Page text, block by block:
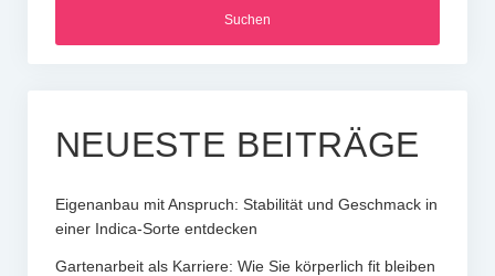
NEUESTE BEITRÄGE
Eigenanbau mit Anspruch: Stabilität und Geschmack in
einer Indica-Sorte entdecken
Gartenarbeit als Karriere: Wie Sie körperlich fit bleiben